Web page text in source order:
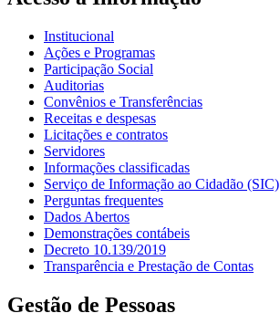
Institucional
Ações e Programas
Participação Social
Auditorias
Convênios e Transferências
Receitas e despesas
Licitações e contratos
Servidores
Informações classificadas
Serviço de Informação ao Cidadão (SIC)
Perguntas frequentes
Dados Abertos
Demonstrações contábeis
Decreto 10.139/2019
Transparência e Prestação de Contas
Gestão de Pessoas